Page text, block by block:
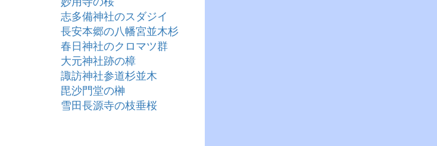
志多備神社のスダジイ
長安本郷の八幡宮並木杉
春日神社のクロマツ群
大元神社跡の樟
諏訪神社参道杉並木
毘沙門堂の榊
雪田長源寺の枝垂桜